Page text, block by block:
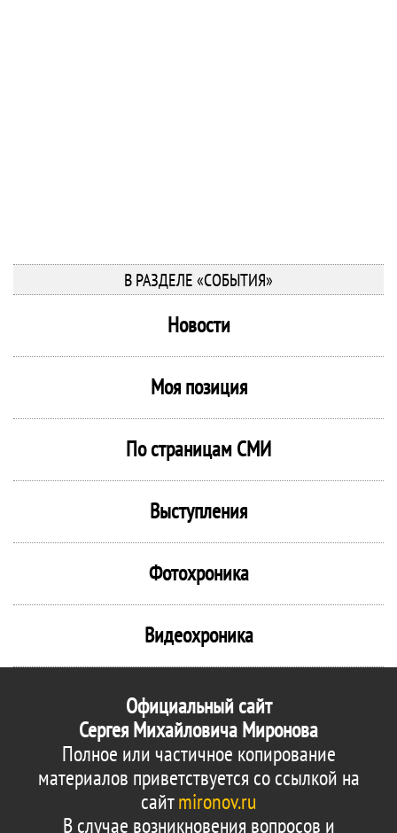
В РАЗДЕЛЕ «СОБЫТИЯ»
Новости
Моя позиция
По страницам СМИ
Выступления
Фотохроника
Видеохроника
Официальный сайт
Сергея Михайловича Миронова
Полное или частичное копирование
материалов приветствуется со ссылкой на
сайтmironov.ru
В случае возникновения вопросов и